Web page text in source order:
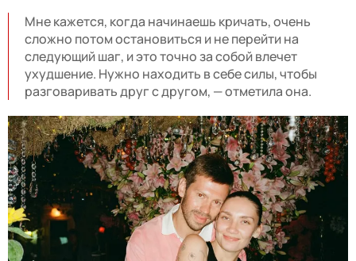
Мне кажется, когда начинаешь кричать, очень
сложно потом остановиться и не перейти на
следующий шаг, и это точно за собой влечет
ухудшение. Нужно находить в себе силы, чтобы
разговаривать друг с другом, — отметила она.